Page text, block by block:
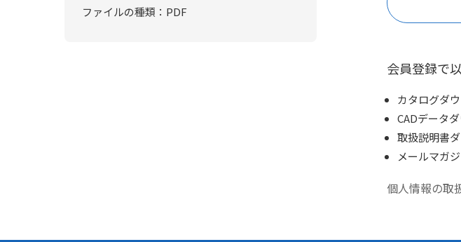
ファイルの種類：PDF
会員登録で
カタログダ
CADデータ
取扱説明書
メールマガ
個人情報の取